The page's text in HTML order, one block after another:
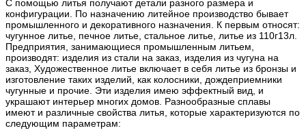
С помощью литья получают детали разного размера и
конфигурации. По назначению литейное производство бывает
промышленного и декоративного назначения. К первым относят:
чугунное литье, печное литье, стальное литье, литье из 110г13л.
Предприятия, занимающиеся промышленным литьем,
производят: изделия из стали на заказ, изделия из чугуна на
заказ, Художественное литье включает в себя литье из бронзы и
изготовление таких изделий, как колосники, дождеприемники
чугунные и прочие. Эти изделия имею эффектный вид, и
украшают интерьер многих домов. Разнообразные сплавы
имеют и различные свойства литья, которые характеризуются по
следующим параметрам: